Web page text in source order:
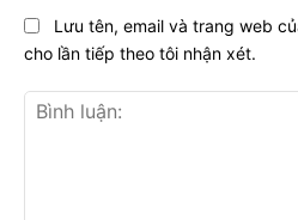
Lưu tên, email và trang web
cho lần tiếp theo tôi nhận xét.